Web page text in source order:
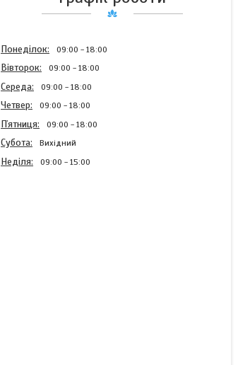
Понеділок 09:00 18:00
Вівторок 09:00 18:00
Середа 09:00 18:00
Четвер 09:00 18:00
Пʼятниця 09:00 18:00
Субота Вихідний
Неділя 09:00 15:00